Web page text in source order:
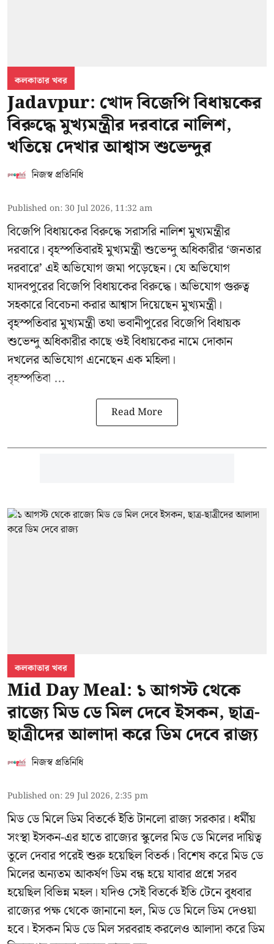
কলকাতার খবর
Jadavpur: খোদ বিজেপি বিধায়কের
বিরুদ্ধে মুখ্যমন্ত্রীর দরবারে নালিশ,
খতিয়ে দেখার আশ্বাস শুভেন্দুর
নিজস্ব প্রতিনিধি
Published on: 30 Jul 2026, 11:32 am
বিজেপি বিধায়কের বিরুদ্ধে সরাসরি নালিশ মুখ্যমন্ত্রীর
দরবারে। বৃহস্পতিবারই মুখ্যমন্ত্রী শুভেন্দু অধিকারীর ‘জনতার
দরবারে’ এই অভিযোগ জমা পড়েছেন। যে অভিযোগ
যাদবপুরের বিজেপি বিধায়কের বিরুদ্ধে। অভিযোগ গুরুত্ব
সহকারে বিবেচনা করার আশ্বাস দিয়েছেন মুখ্যমন্ত্রী।
বৃহস্পতিবার মুখ্যমন্ত্রী তথা ভবানীপুরের বিজেপি বিধায়ক
শুভেন্দু অধিকারীর কাছে ওই বিধায়কের নামে দোকান
দখলের অভিযোগ এনেছেন এক মহিলা।
বৃহস্পতিবা ...
Read More
কলকাতার খবর
Mid Day Meal: ১ আগস্ট থেকে
রাজ্যে মিড ডে মিল দেবে ইসকন, ছাত্র-
ছাত্রীদের আলাদা করে ডিম দেবে রাজ্য
নিজস্ব প্রতিনিধি
Published on: 29 Jul 2026, 2:35 pm
মিড ডে মিলে ডিম বিতর্কে ইতি টানলো রাজ্য সরকার। ধর্মীয়
সংস্থা ইসকন-এর হাতে রাজ্যের স্কুলের মিড ডে মিলের দায়িত্ব
তুলে দেবার পরেই শুরু হয়েছিল বিতর্ক। বিশেষ করে মিড ডে
মিলের অন্যতম আকর্ষণ ডিম বন্ধ হয়ে যাবার প্রশ্নে সরব
হয়েছিল বিভিন্ন মহল। যদিও সেই বিতর্কে ইতি টেনে বুধবার
রাজ্যের পক্ষ থেকে জানানো হল, মিড ডে মিলে ডিম দেওয়া
হবে। ইসকন মিড ডে মিল সরবরাহ করলেও আলাদা করে ডিম